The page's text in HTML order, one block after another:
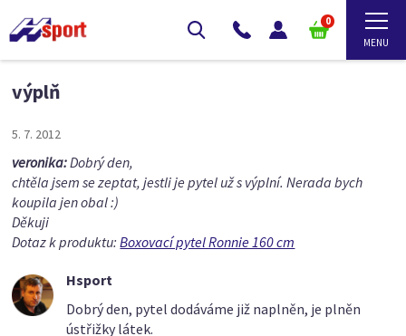
0
výplň
5. 7. 2012
veronika:Dobrý den,
chtěla jsem se zeptat, jestli je pytel už s výplní. Nerada bych
koupila jen obal :)
Děkuji
Dotaz k produktu:Boxovací pytel Ronnie 160 cm
Hsport
Dobrý den, pytel dodáváme již naplněn, je plněn
ústřižky látek.